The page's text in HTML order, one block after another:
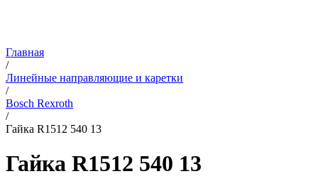
Главная
/
Линейные направляющие и каретки
/
Bosch Rexroth
/
Гайка R1512 540 13
Гайка R1512 540 13